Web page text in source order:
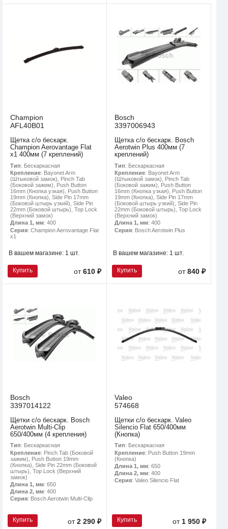
Champion
AFL40B01
Щетка с/о бескарк.
Champion Aerovantage Flat
x1 400мм (7 креплений)
Тип: Бескаркасная
Крепление: Bayonet Arm
(Штыковой замок), Pinch Tab
(Боковой зажим), Push Button
16mm (Кнопка узкая), Push Button
19mm (Кнопка), Side Pin 17mm
(Боковой штырь узкий), Side Pin
22mm (Боковой штырь), Top Lock
(Верхний замок)
Длина 1, мм: 400
Серия: Champion Aerovantage Flat
x1
В вашем магазине: 1 шт.
Купить от610 ₽
Bosch
3397006943
Щетка с/о бескарк. Bosch
Aerotwin Plus 400мм (7
креплений)
Тип: Бескаркасная
Крепление: Bayonet Arm
(Штыковой замок), Pinch Tab
(Боковой зажим), Push Button
16mm (Кнопка узкая), Push Button
19mm (Кнопка), Side Pin 17mm
(Боковой штырь узкий), Side Pin
22mm (Боковой штырь), Top Lock
(Верхний замок)
Длина 1, мм: 400
Серия: Bosch Aerotwin Plus
В вашем магазине: 1 шт.
Купить от840 ₽
Bosch
3397014122
Щетки с/о бескарк. Bosch
Aerotwin Multi-Clip
650/400мм (4 крепления)
Тип: Бескаркасная
Крепление: Pinch Tab (Боковой
зажим), Push Button 19mm
(Кнопка), Side Pin 22mm (Боковой
штырь), Top Lock (Верхний
замок)
Длина 1, мм: 650
Длина 2, мм: 400
Серия: Bosch Aerotwin Multi-Clip
Купить от2 290 ₽
Valeo
574668
Щетки с/о бескарк. Valeo
Silencio Flat 650/400мм
(Кнопка)
Тип: Бескаркасная
Крепление: Push Button 19mm
(Кнопка)
Длина 1, мм: 650
Длина 2, мм: 400
Серия: Valeo Silencio Flat
Купить от 1 950 ₽